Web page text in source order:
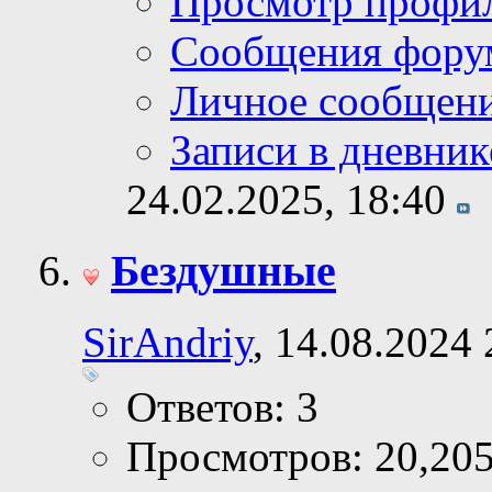
Сообщения
Личное
Записи в
24.02.2025, 18:40
Бездушные
SirAndriy, 14.08.2024
Ответов: 3
Просмотров: